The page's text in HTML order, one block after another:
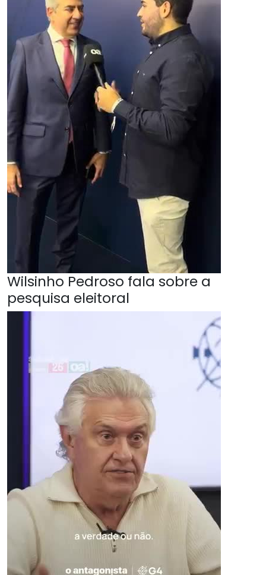
Wilsinho Pedroso fala sobre a
pesquisa eleitoral